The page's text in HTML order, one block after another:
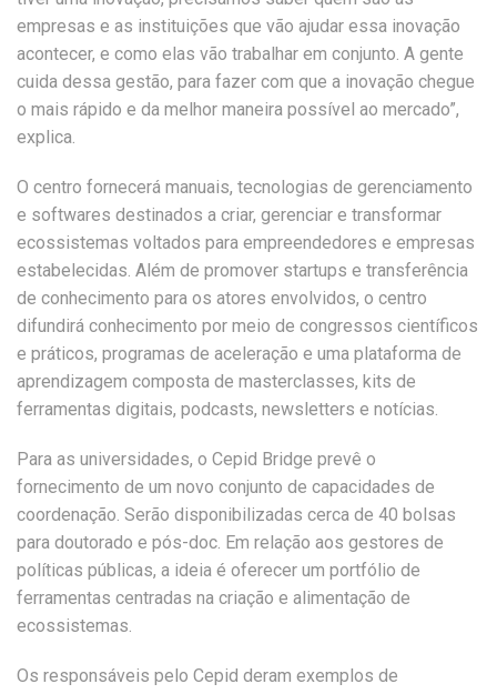
empresas e as instituições que vão ajudar essa inovação
acontecer, e como elas vão trabalhar em conjunto. A gente
cuida dessa gestão, para fazer com que a inovação chegue
o mais rápido e da melhor maneira possível ao mercado”,
explica.
O centro fornecerá manuais, tecnologias de gerenciamento
e softwares destinados a criar, gerenciar e transformar
ecossistemas voltados para empreendedores e empresas
estabelecidas. Além de promover startups e transferência
de conhecimento para os atores envolvidos, o centro
difundirá conhecimento por meio de congressos científicos
e práticos, programas de aceleração e uma plataforma de
aprendizagem composta de masterclasses, kits de
ferramentas digitais, podcasts, newsletters e notícias.
Para as universidades, o Cepid Bridge prevê o
fornecimento de um novo conjunto de capacidades de
coordenação. Serão disponibilizadas cerca de 40 bolsas
para doutorado e pós-doc. Em relação aos gestores de
políticas públicas, a ideia é oferecer um portfólio de
ferramentas centradas na criação e alimentação de
ecossistemas.
Os responsáveis pelo Cepid deram exemplos de